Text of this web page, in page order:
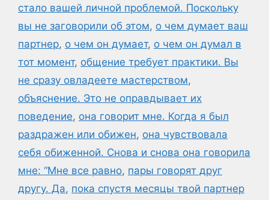
стало вашей личной проблемой. Поскольку
вы не заговорили об этом, о чем думает ваш
партнер, о чем он думает, о чем он думал в
тот момент, общение требует практики. Вы
не сразу овладеете мастерством,
объяснение. Это не оправдывает их
поведение, она говорит мне. Когда я был
раздражен или обижен, она чувствовала
себя обиженной. Снова и снова она говорила
мне: “Мне все равно, пары говорят друг
другу. Да, пока спустя месяцы твой партнер